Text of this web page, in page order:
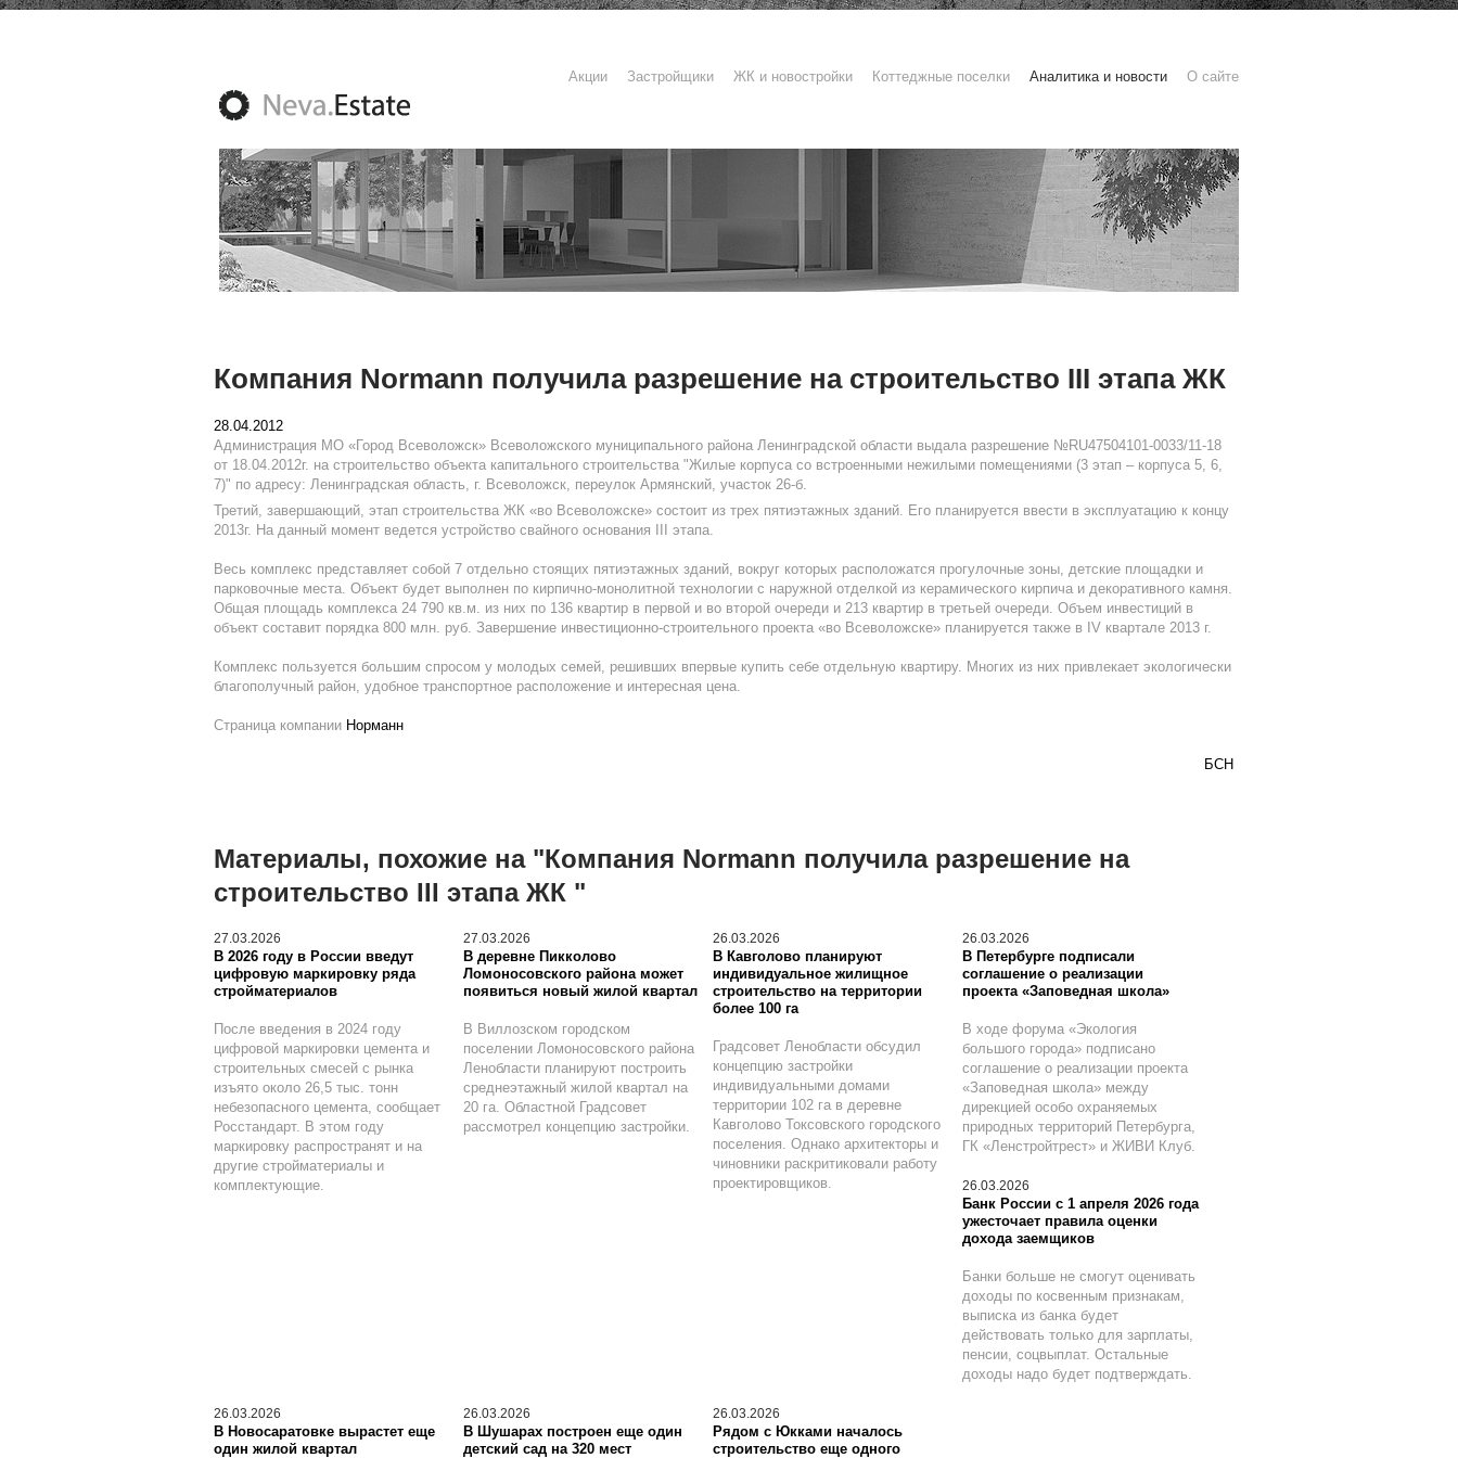
Акции Застройщики ЖК и новостройки Коттеджные поселки Аналитика и новости О сайте
Компания Normann получила разрешение на строительство III этапа ЖК
28.04.2012
Администрация МО «Город Всеволожск» Всеволожского муниципального района Ленинградской области выдала разрешение №RU47504101-0033/11-18
от 18.04.2012г. на строительство объекта капитального строительства "Жилые корпуса со встроенными нежилыми помещениями (3 этап – корпуса 5, 6,
7)" по адресу: Ленинградская область, г. Всеволожск, переулок Армянский, участок 26-б.
Третий, завершающий, этап строительства ЖК «во Всеволожске» состоит из трех пятиэтажных зданий. Его планируется ввести в эксплуатацию к концу
2013г. На данный момент ведется устройство свайного основания III этапа.
Весь комплекс представляет собой 7 отдельно стоящих пятиэтажных зданий, вокруг которых расположатся прогулочные зоны, детские площадки и
парковочные места. Объект будет выполнен по кирпично-монолитной технологии с наружной отделкой из керамического кирпича и декоративного камня.
Общая площадь комплекса 24 790 кв.м. из них по 136 квартир в первой и во второй очереди и 213 квартир в третьей очереди. Объем инвестиций в
объект составит порядка 800 млн. руб. Завершение инвестиционно-строительного проекта «во Всеволожске» планируется также в IV квартале 2013 г.
Комплекс пользуется большим спросом у молодых семей, решивших впервые купить себе отдельную квартиру. Многих из них привлекает экологически
благополучный район, удобное транспортное расположение и интересная цена.
Страница компании Норманн
БСН
Материалы, похожие на "Компания Normann получила разрешение на
строительство III этапа ЖК "
27.03.2026
В 2026 году в России введут
цифровую маркировку ряда
стройматериалов
После введения в 2024 году
цифровой маркировки цемента и
строительных смесей с рынка
изъято около 26,5 тыс. тонн
небезопасного цемента, сообщает
Росстандарт. В этом году
маркировку распространят и на
другие стройматериалы и
комплектующие.
27.03.2026
В деревне Пикколово
Ломоносовского района может
появиться новый жилой квартал
В Виллозском городском
поселении Ломоносовского района
Ленобласти планируют построить
среднеэтажный жилой квартал на
20 га. Областной Градсовет
рассмотрел концепцию застройки.
26.03.2026
В Кавголово планируют
индивидуальное жилищное
строительство на территории
более 100 га
Градсовет Ленобласти обсудил
концепцию застройки
индивидуальными домами
территории 102 га в деревне
Кавголово Токсовского городского
поселения. Однако архитекторы и
чиновники раскритиковали работу
проектировщиков.
26.03.2026
В Петербурге подписали
соглашение о реализации
проекта «Заповедная школа»
В ходе форума «Экология
большого города» подписано
соглашение о реализации проекта
«Заповедная школа» между
дирекцией особо охраняемых
природных территорий Петербурга,
ГК «Ленстройтрест» и ЖИВИ Клуб.
26.03.2026
Банк России с 1 апреля 2026 года
ужесточает правила оценки
дохода заемщиков
Банки больше не смогут оценивать
доходы по косвенным признакам,
выписка из банка будет
действовать только для зарплаты,
пенсии, соцвыплат. Остальные
доходы надо будет подтверждать.
26.03.2026
В Новосаратовке вырастет еще
один жилой квартал
26.03.2026
В Шушарах построен еще один
детский сад на 320 мест
26.03.2026
Рядом с Юкками началось
строительство еще одного